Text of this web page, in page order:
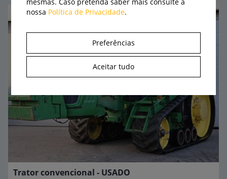
Trator convencional - USADO
nossa Política de Privacidade.
Preferências
Aceitar tudo